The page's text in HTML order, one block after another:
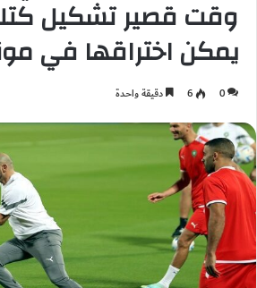
وقت قصير تشكيل
يمكن اختراقها في
0
6 دقيقة واحدة